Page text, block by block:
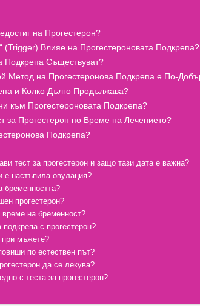
на Прогестерон?
(Trigger) Влияе на Прогестероновата Подкрепа?
Подкрепа Съществуват?
Метод на Прогестеронова Подкрепа е По-
и Колко Дълго Продължава?
към Прогестероновата Подкрепа?
Прогестерон по Време на Лечението?
Подкрепа?
тест за прогестерон и защо тази дата е важна?
е настъпила овулация?
бременността?
прогестерон?
време на бременност?
с прогестерон?
при мъжете?
по естествен път?
да се лекува?
с теста за прогестерон?